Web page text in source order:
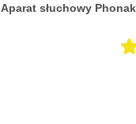
Aparat słuchowy